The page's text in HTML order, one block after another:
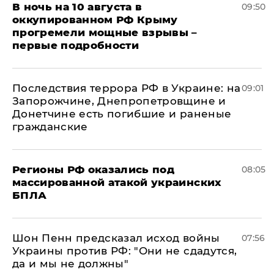
В ночь на 10 августа в
оккупированном РФ Крыму
прогремели мощные взрывы –
первые подробности
09:50
Последствия террора РФ в Украине: на
Запорожчине, Днепропетровщине и
Донетчине есть погибшие и раненые
гражданские
09:01
Регионы РФ оказались под
массированной атакой украинских
БПЛА
08:05
Шон Пенн предсказал исход войны
Украины против РФ: "Они не сдадутся,
да и мы не должны"
07:56